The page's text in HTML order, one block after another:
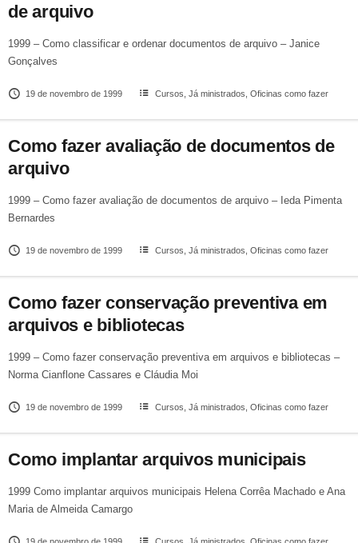
de arquivo
1999 – Como classificar e ordenar documentos de arquivo – Janice
Gonçalves
19 de novembro de 1999 Cursos ,Já ministrados ,Oficinas como fazer
Como fazer avaliação de documentos de
arquivo
1999 – Como fazer avaliação de documentos de arquivo – Ieda Pimenta
Bernardes
19 de novembro de 1999 Cursos ,Já ministrados ,Oficinas como fazer
Como fazer conservação preventiva em
arquivos e bibliotecas
1999 – Como fazer conservação preventiva em arquivos e bibliotecas –
Norma Cianflone Cassares e Cláudia Moi
19 de novembro de 1999 Cursos ,Já ministrados ,Oficinas como fazer
Como implantar arquivos municipais
1999 Como implantar arquivos municipais Helena Corrêa Machado e Ana
Maria de Almeida Camargo